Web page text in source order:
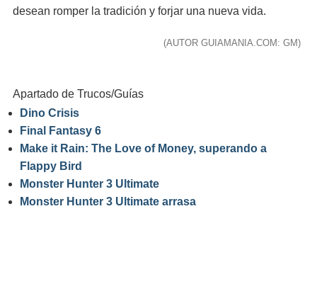
desean romper la tradición y forjar una nueva vida.
(AUTOR GUIAMANIA.COM: GM)
Apartado de Trucos/Guías
Dino Crisis
Final Fantasy 6
Make it Rain: The Love of Money, superando a
Flappy Bird
Monster Hunter 3 Ultimate
Monster Hunter 3 Ultimate arrasa